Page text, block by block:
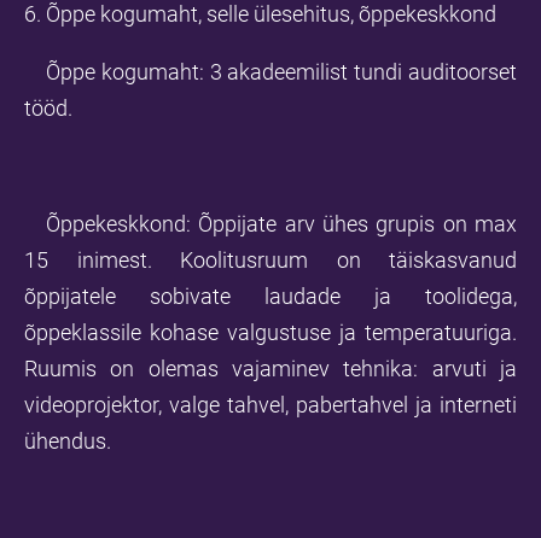
6. Õppe kogumaht, selle ülesehitus, õppekeskkond
Õppe kogumaht: 3 akadeemilist tundi auditoorset
tööd.
Õppekeskkond: Õppijate arv ühes grupis on max
15 inimest. Koolitusruum on täiskasvanud
õppijatele sobivate laudade ja toolidega,
õppeklassile kohase valgustuse ja temperatuuriga.
Ruumis on olemas vajaminev tehnika: arvuti ja
videoprojektor, valge tahvel, pabertahvel ja interneti
ühendus.